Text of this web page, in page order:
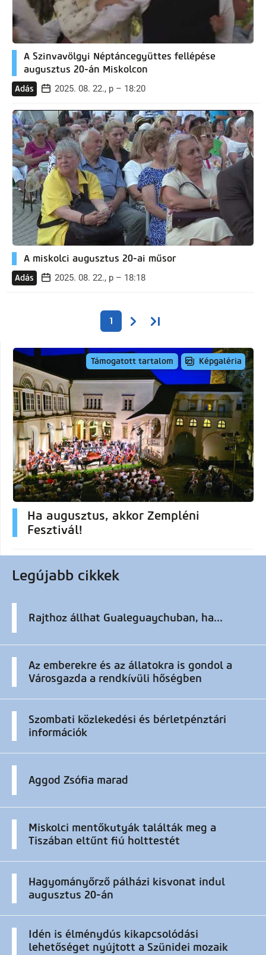
A Szinvavölgyi Néptáncegyüttes fellépése
augusztus 20-án Miskolcon
Adás 2025. 08. 22., p – 18:20
A miskolci augusztus 20-ai műsor
Adás 2025. 08. 22., p – 18:18
1 Következő oldal
Utolsó oldal
Támogatott tartalom Képgaléria
Ha augusztus, akkor Zempléni
Fesztivál!
Legújabb cikkek
Rajthoz állhat Gualeguaychuban, ha...
Az emberekre és az állatokra is gondol a
Városgazda a rendkívüli hőségben
Szombati közlekedési és bérletpénztári
információk
Aggod Zsófia marad
Miskolci mentőkutyák találták meg a
Tiszában eltűnt fiú holttestét
Hagyományőrző pálházi kisvonat indul
augusztus 20-án
Idén is élménydús kikapcsolódási
lehetőséget nyújtott a Szünidei mozaik